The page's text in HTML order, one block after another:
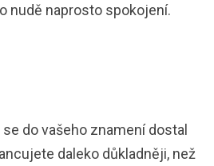
nudě naprosto spokojení.
do vašeho znamení dostal
daleko důkladněji, než